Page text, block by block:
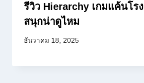
รีวิว Hierarchy เกมแค้นโร
สนุกน่าดูไหม
ธันวาคม 18, 2025